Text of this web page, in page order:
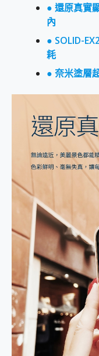
● 還原真實
內
● SOLID-
耗
● 奈米塗層